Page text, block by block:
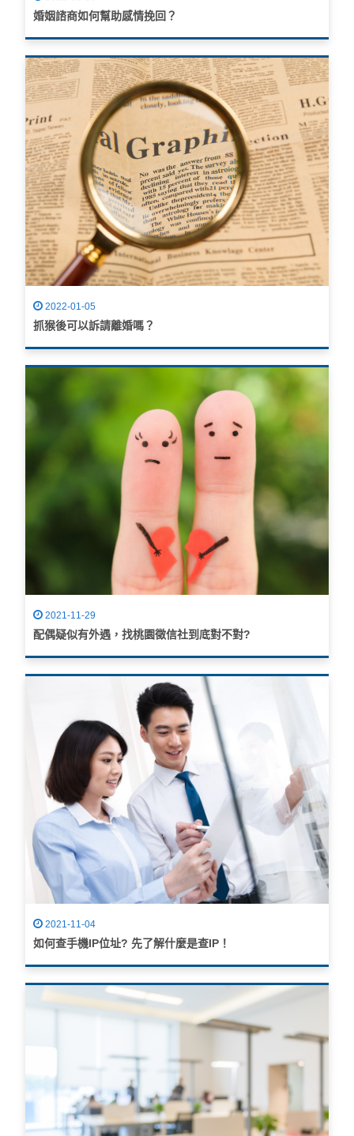
婚姻諮商如何幫助感情挽回？
2022-01-05
抓猴後可以訴請離婚嗎？
2021-11-29
配偶疑似有外遇，找桃園徵信社到底對不對?
2021-11-04
如何查手機IP位址? 先了解什麼是查IP！